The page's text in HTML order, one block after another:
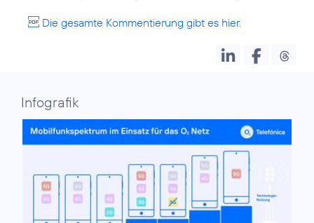
Die gesamte Kommentierung gibt es hier.
Infografik